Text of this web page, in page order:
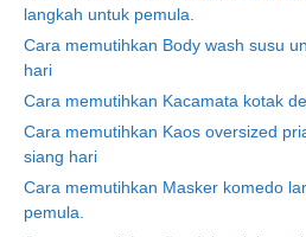
langkah untuk pemula.
Cara memutihkan Body wash susu
hari
Cara memutihkan Kacamata kotak
Cara memutihkan Kaos oversized
siang hari
Cara memutihkan Masker komedo
pemula.